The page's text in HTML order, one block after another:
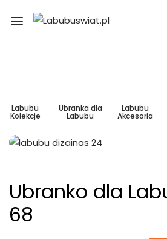
Labubu
Kolekcje
Ubranka dla
Labubu
Labubu
Akcesoria
Ubranko dla
68